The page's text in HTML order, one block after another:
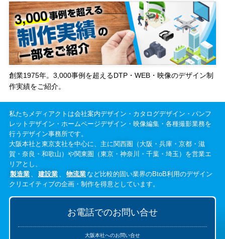
創業1975年。3,000事例を超えるDTP・WEB・映像のデザイン制
作実績をご紹介。
私たちメディアクトは会社案内デザイン・カタログデザイン・パンフ
レットデザイン・ホームページデザイン・映像編集・各種撮影業務を
行うデザイン事務所です。
大阪本社と東京支社を中心に、主に関西圏（大阪・兵庫・京都・滋
賀・奈良・和歌山）や関東圏（東京・神奈川・千葉・埼玉）を営業エ
リアとし、
製造業
建設業 物流業など比較的固い業界のBtoB利用のデザイン
クリエイティブの企画・制作を得意としています。
お電話でのお問い合せ